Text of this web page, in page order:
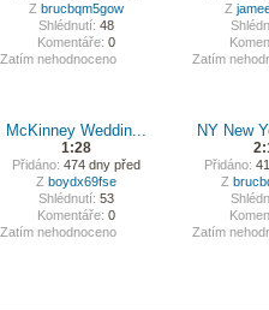
Z brucbqm5gow
Shlédnutí: 48
Komentáře: 0
Zatím nehodnoceno
Z
Zatím
McKinney Weddin...
1:28
Přidáno: 474 dny před
Z boydx69fse
Shlédnutí: 53
Komentáře: 0
Zatím nehodnoceno
NY New
Přidáno:
Z
Zatím